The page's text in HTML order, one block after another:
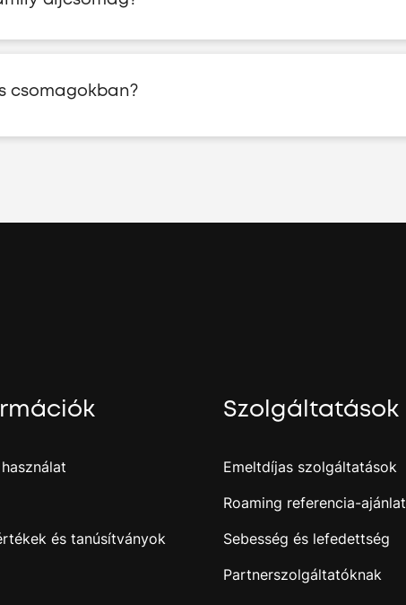
csomagokban?
és tanúsítványok
Szolgáltatások
Emeltdíjas szolgáltatások
Roaming referencia-ajánlat
Sebesség és lefedettség
Partnerszolgáltatóknak